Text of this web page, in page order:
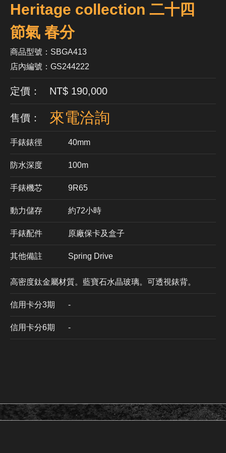
Heritage collection 二十四
節氣 春分
商品型號：SBGA413
店內編號：GS244222
定價： NT$ 190,000
售價： 來電洽詢
手錶錶徑 40mm
防水深度 100m
手錶機芯 ​9R65
動力儲存 約72小時
手錶配件 原廠保卡及盒子
其他備註 Spring Drive
高密度鈦金屬材質。藍寶石水晶玻璃。可透視錶背。
信用卡分3期 ​-
信用卡分6期 -